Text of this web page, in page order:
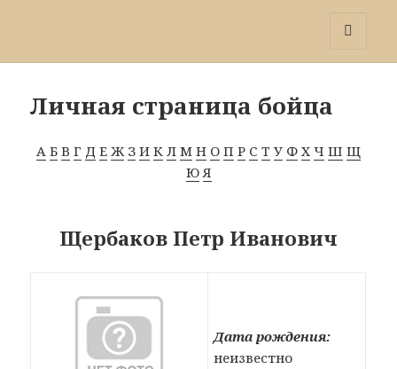
Личная страница бойца
А Б В Г Д Е Ж З И К Л М Н О П Р С Т У Ф Х Ч Ш Щ
Ю Я
Щербаков Петр Иванович
Дата рождения:
неизвестно